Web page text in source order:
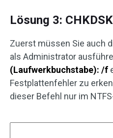
Lösung 3:
Zuerst müssen Sie auch
als Administrator
(Laufwerkbuchstabe): /f
Festplattenfehler zu
dieser Befehl nur im